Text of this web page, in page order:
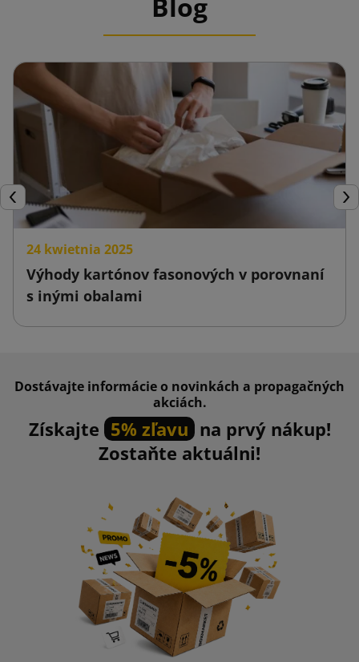
Späť
24 kwietnia 2025
Výhody kartónov fasonových v porovnaní
s inými obalami
Dostávajte informácie o novinkách a propagačných
akciách.
Získajte 5% zľavu na prvý nákup!
Zostaňte aktuálni!